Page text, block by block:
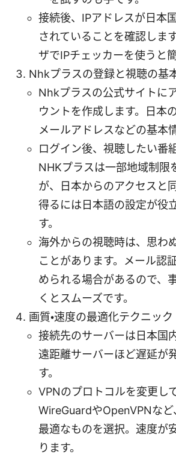
接続後、IPアドレスが日本
されていることを確認しま
ザでIPチェッカーを使うと簡
Nhkプラスの登録と視聴の基
Nhkプラスの公式サイトに
ウントを作成します。日本の
メールアドレスなどの基本
ログイン後、視聴したい番
NHKプラスは一部地域制限
が、日本からのアクセスと
得るには日本語の設定が役
す。
海外からの視聴時は、思わ
ことがあります。メール認
められる場合があるので、
くとスムーズです。
画質・速度の最適化テクニック
接続先のサーバーは日本国
遠距離サーバーほど遅延が
す。
VPNのプロトコルを変更し
WireGuardやOpenVPNなど
最適なものを選択。速度が
ります。